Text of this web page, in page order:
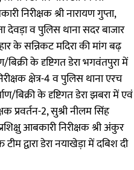
निरीक्षक श्री नारायण गुप्ता,
देवड़ा व पुलिस थाना सदर बाजार
के सन्निकट मदिरा की मांग बढ़
के दृष्टिगत डेरा भगवंतपुरा में
क्षेत्र-4 व पुलिस थाना एरच
बिक्री के दृष्टिगत डेरा झबरा में एवं
प्रवर्तन-2, सुश्री नीलम सिंह
आबकारी निरीक्षक श्री अंकुर
द्वारा डेरा नयाखेड़ा में दबिश दी